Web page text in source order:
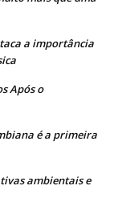
a importância
Após o
é a primeira
ambientais e